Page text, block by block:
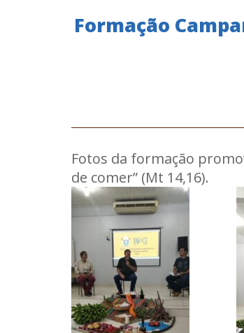
Formação
Fotos da formação
de comer” (Mt 14,16).